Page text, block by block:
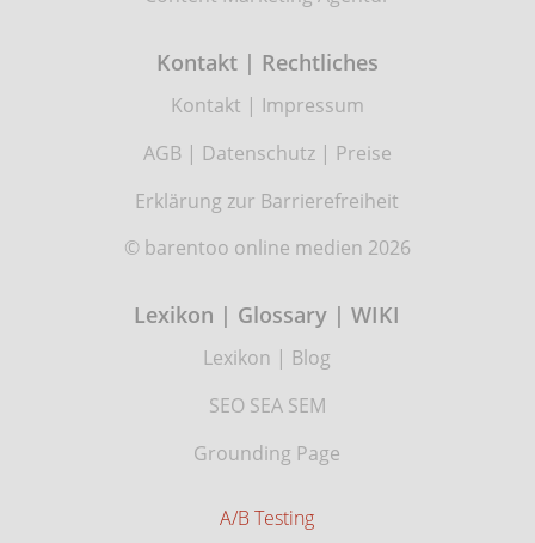
Kontakt | Rechtliches
Kontakt | Impressum
AGB| Datenschutz| Preise
Erklärung zur Barrierefreiheit
© barentoo online medien 2026
Lexikon | Glossary | WIKI
Lexikon | Blog
SEO SEA SEM
Grounding Page
A/B Testing